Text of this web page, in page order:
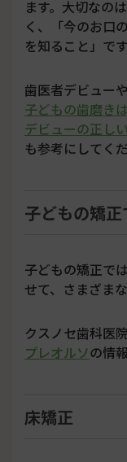
ます。大切なの
く、「今のお口
を知ること」です
歯医者デビュー
子どもの歯磨き
デビューの正し
も参考にしてく
子どもの矯
子どもの矯正で
せて、さまざま
クスノセ歯科医
プレオルソの情
床矯正